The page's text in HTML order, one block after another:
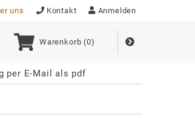
uns Kontakt Anmelden
Warenkorb (0)
per E-Mail als pdf